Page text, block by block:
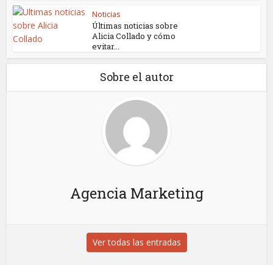
Noticias
Últimas noticias sobre
Alicia Collado y cómo
evitar...
Sobre el autor
Agencia Marketing
Ver todas las entradas